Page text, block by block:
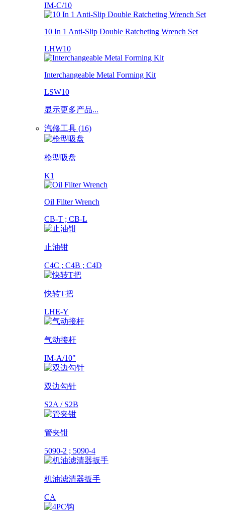
IM-C/10
10 In 1 Anti-Slip Double Ratcheting Wrench Set
LHW10
Interchangeable Metal Forming Kit
LSW10
显示更多产品...
汽修工具 (16)
枪型吸盘
K1
Oil Filter Wrench
CB-T ; CB-L
止油钳
C4C ; C4B ; C4D
快转T把
LHE-Y
气动接杆
IM-A/10"
双边勾针
S2A / S2B
管夹钳
5090-2 ; 5090-4
机油滤清器扳手
CA